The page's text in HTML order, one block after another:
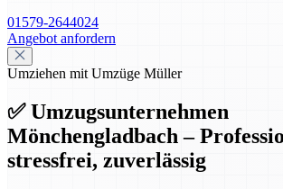
01579-2644024
Angebot anfordern
Umziehen mit Umzüge Müller
✅ Umzugsunternehmen
Mönchengladbach –
stressfrei, zuverlässig